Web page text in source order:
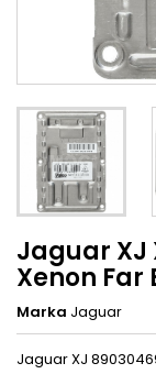
Jaguar XJ
Xenon Far
Marka Jaguar
Jaguar XJ